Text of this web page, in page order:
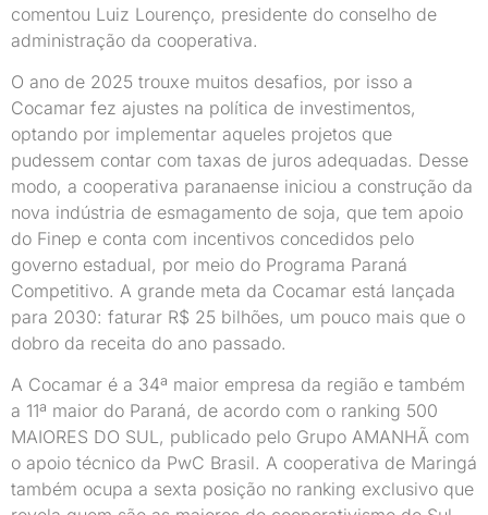
comentou Luiz Lourenço, presidente do conselho de
administração da cooperativa.
O ano de 2025 trouxe muitos desafios, por isso a
Cocamar fez ajustes na política de investimentos,
optando por implementar aqueles projetos que
pudessem contar com taxas de juros adequadas. Desse
modo, a cooperativa paranaense iniciou a construção da
nova indústria de esmagamento de soja, que tem apoio
do Finep e conta com incentivos concedidos pelo
governo estadual, por meio do Programa Paraná
Competitivo. A grande meta da Cocamar está lançada
para 2030: faturar R$ 25 bilhões, um pouco mais que o
dobro da receita do ano passado.
A Cocamar é a 34ª maior empresa da região e também
a 11ª maior do Paraná, de acordo com o ranking 500
MAIORES DO SUL, publicado pelo Grupo AMANHÃ com
o apoio técnico da PwC Brasil. A cooperativa de Maringá
também ocupa a sexta posição no ranking exclusivo que